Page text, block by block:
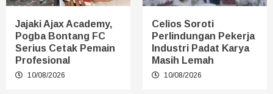
Jajaki Ajax Academy,
Pogba Bontang FC
Serius Cetak Pemain
Profesional
10/08/2026
Celios Soroti
Perlindungan Pekerja
Industri Padat Karya
Masih Lemah
10/08/2026